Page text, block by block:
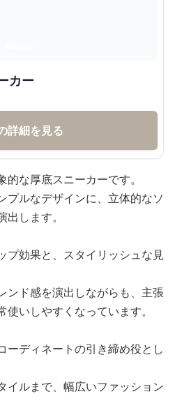
カー
詳細を見る
な厚底スニーカーです。
プルなデザインに、立体的なソ
します。
プ効果と、スタイリッシュな見
ンド感を演出しながらも、主張
いしやすくなっています。
ーディネートの引き締め役とし
イルまで、幅広いファッション